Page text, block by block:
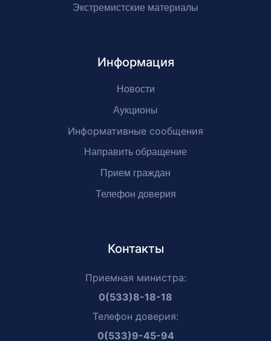
Экстремистские материалы
Информация
Новости
Аукционы
Информативные сообщения
Направить обращение
Прием граждан
Телефон доверия
Контакты
Приемная министра:
0(533)8-18-18
Телефон доверия:
0(533)9-45-94